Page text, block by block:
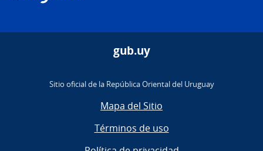
gub.uy
Sitio oficial de la República Oriental del Uruguay
Mapa del Sitio
Términos de uso